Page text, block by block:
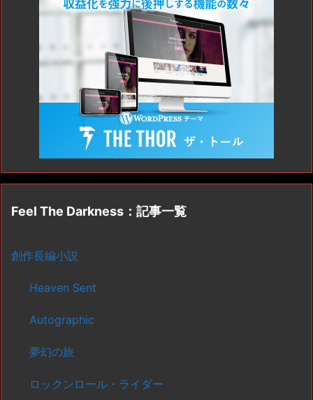
Feel The Darkness：記事一覧
創作長編小説
Heaven Sent
Autographic
夢幻の旅
ロックンロール・ライダー